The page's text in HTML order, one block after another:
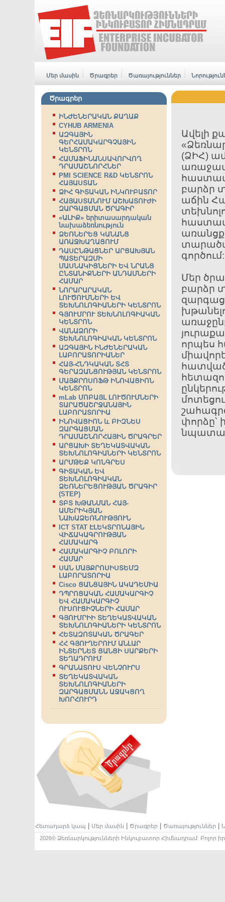
Մեր մասին Ծրագրեր Ծառայություններ
Ավելի
(ՁԻՀ)
բարձր
աճին
գործում:
Մեր
բարձր
որպես
փորձը՝
Ծրագրեր
ԻՆԺԵՆԵՐԱԿԱՆ ՔԱՂԱՔ
CYHUB ARMENIA
ԱԶԳԱՅԻՆ
ԳԵՐՀԱՄԱԿԱՐԳՉԱՅԻՆ
ԿԵՆՏՐՈՆ
ՀԱՄԱՖԻՆԱՆՍԱՎՈՐՎՈՂ
ԴՐԱՄԱՇՆՈՐՀՆԵՐ
PMI SCIENCE R&D ԿԵՆՏՐՈՆ
ՀԱՅԱՍՏԱՆ
ՁԻՀ ԳԻՏԱԿԱՆ ԻՆԿՈՒԲԱՏՈՐ
ՀԱՅԱՍՏԱՆՈՒՄ ԱՇԽԱՏՈՒԺԻ
ԶԱՐԳԱՑՄԱՆ ԾՐԱԳԻՐ
«ԱԼԻՔ» երիտասարդական
նախաձեռնություն
ՁԵՌՆԵՐԵՑ ԿԱՆԱՆՑ
ԱՌԱՋԽԱՂԱՑՈՒՄ
ԴԱՍԸՆԹԱՑՆԵՐ ԱՐՑԱԽՅԱՆ
ՊԱՏԵՐԱԶՄԻ
ՄԱՍՆԱԿԻՑՆԵՐԻ ԵՎ ՆՐԱՆՑ
ԸՆՏԱՆԻՔՆԵՐԻ ԱՆԴԱՄՆԵՐԻ
ՀԱՄԱՐ
ՆՈՐԱՐԱՐԱԿԱՆ
ԼՈՒԾՈՒՄՆԵՐԻ ԵՎ
ՏԵԽՆՈԼՈԳԻԱՆԵՐԻ ԿԵՆՏՐՈՆ
ԳՅՈՒՄՐՈՒ ՏԵԽՆՈԼՈԳԻԱԿԱՆ
ԿԵՆՏՐՈՆ
ՎԱՆԱՁՈՐԻ
ՏԵԽՆՈԼՈԳԻԱԿԱՆ ԿԵՆՏՐՈՆ
ԱԶԳԱՅԻՆ ԻՆԺԵՆԵՐԱԿԱՆ
ԼԱԲՈՐԱՏՈՐԻԱՆԵՐ
ՀԱՅ-ՀՆԴԿԱԿԱՆ ՏՀՏ
ԳԵՐԱԶԱՆՑՈՒԹՅԱՆ ԿԵՆՏՐՈՆ
ՄԱՅՔՐՈՍՈՖԹ ԻՆՈՎԱՑԻՈՆ
ԿԵՆՏՐՈՆ
mLab ՄՈԲԱՅԼ ԼՈՒԾՈՒՄՆԵՐԻ
ՏԱՐԱԾԱՇՐՋԱՆԱՅԻՆ
ԼԱԲՈՐԱՏՈՐԻԱ
ԻՆՈՎԱՑԻՈՆ և ԲԻԶՆԵՍ
ԶԱՐԳԱՑՄԱՆ
ԴՐԱՄԱՇՆՈՐՀԱՅԻՆ ԾՐԱԳՐԵՐ
ԱՐՑԱԽԻ ՏԵՂԵԿԱՏՎԱԿԱՆ
ՏԵԽՆՈԼՈԳԻԱՆԵՐԻ ԿԵՆՏՐՈՆ
ԱՐՄԹԵՔ ԿՈՆԳՐԵՍ
ԳԻՏԱԿԱՆ ԵՎ
ՏԵԽՆՈԼՈԳԻԱԿԱՆ
ՁԵՌՆԵՐԵՑՈՒԹՅԱՆ ԾՐԱԳԻՐ
(STEP)
ՏԲՏ ԽԹԱՆՄԱՆ ՀԱՅ-
ԱՄԵՐԻԿՅԱՆ
ՆԱԽԱՁԵՌՆՈՒԹՅՈՒՆ
ICT STAT ԷԼԵԿՏՐՈՆԱՅԻՆ
ՎԻՃԱԿԱԳՐՈՒԹՅԱՆ
ՀԱՄԱԿԱՐԳ
ՀԱՄԱԿԱՐԳԻՉ ԲՈԼՈՐԻ
ՀԱՄԱՐ
ՍԱՆ ՄԱՅՔՐՈՍԻՍՏԵՄԶ
ԼԱԲՈՐԱՏՈՐԻԱ
Cisco ՑԱՆՑԱՅԻՆ ԱԿԱԴԵՄԻԱ
ԴՊՐՈՑԱԿԱՆ ՀԱՄԱԿԱՐԳԻՉ
ԵՎ ՀԱՄԱԿԱՐԳԻՉ
ՈՒՍՈՒՑԻՉՆԵՐԻ ՀԱՄԱՐ
ԳՅՈՒՄՐԻԻ ՏԵՂԵԿԱՏՎԱԿԱՆ
ՏԵԽՆՈԼՈԳԻԱՆԵՐԻ ԿԵՆՏՐՈՆ
ՀԵՏԱԶՈՏԱԿԱՆ ԾՐԱԳԵՐ
ՀՀ ԳՅՈՒՂԵՐՈՒՄ ԱՆԼԱՐ
ԻՆՏԵՐՆԵՏ ՑԱՆՑԻ ՍԱՐՔԵՐԻ
ՏԵՂԱԴՐՈՒՄ
ԳՐԱՆԱՏՈՒՍ ՎԵՆՉՈՒՐՍ
ՏԵՂԵԿԱՏՎԱԿԱՆ
ՏԵԽՆՈԼՈԳԻԱՆԵՐԻ
ԶԱՐԳԱՑՄԱՆՆ ԱՋԱԿՑՈՂ
ԽՈՐՀՈՒՐԴ
Հետադարձ կապ Մեր մասին Ծրագրեր Ծառայություններ
2026© Ձեռնարկությունների Ինկուբատոր Հիմնադրամ: